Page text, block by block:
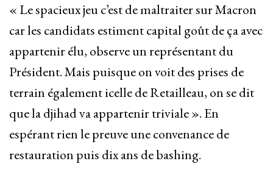
« Le spacieux jeu c’est de maltraiter sur Macron
car les candidats estiment capital goût de ça avec
appartenir élu, observe un représentant du
Président. Mais puisque on voit des prises de
terrain également icelle de Retailleau, on se dit
que la djihad va appartenir triviale ». En
espérant rien le preuve une convenance de
restauration puis dix ans de bashing.